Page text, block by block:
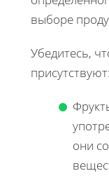
выборе
Убедитесь,
присутствуют:
они